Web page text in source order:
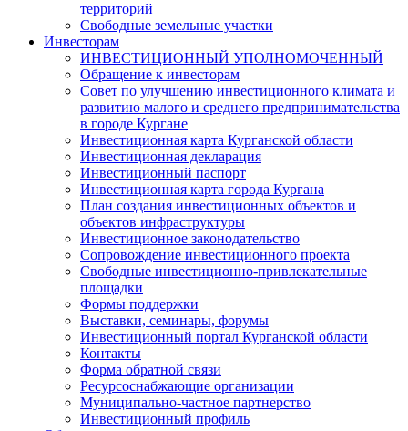
территорий
Свободные земельные участки
Инвесторам
ИНВЕСТИЦИОННЫЙ УПОЛНОМОЧЕННЫЙ
Обращение к инвесторам
Совет по улучшению инвестиционного климата и
развитию малого и среднего предпринимательства
в городе Кургане
Инвестиционная карта Курганской области
Инвестиционная декларация
Инвестиционный паспорт
Инвестиционная карта города Кургана
План создания инвестиционных объектов и
объектов инфраструктуры
Инвестиционное законодательство
Сопровождение инвестиционного проекта
Свободные инвестиционно-привлекательные
площадки
Формы поддержки
Выставки, семинары, форумы
Инвестиционный портал Курганской области
Контакты
Форма обратной связи
Ресурсоснабжающие организации
Муниципально-частное партнерство
Инвестиционный профиль